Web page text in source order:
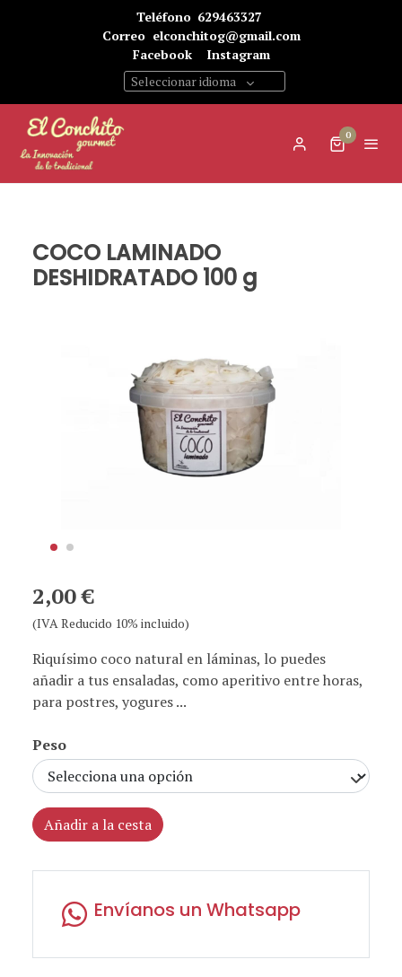
Teléfono 629463327
Correo elconchitog@gmail.com
Facebook
Instagram
Seleccionar idioma
0
COCO LAMINADO
DESHIDRATADO 100 g
2,00 €
(IVA Reducido 10% incluido)
Riquísimo coco natural en láminas, lo puedes
añadir a tus ensaladas, como aperitivo entre horas,
para postres, yogures ...
Peso
Añadir a la cesta
Envíanos un Whatsapp